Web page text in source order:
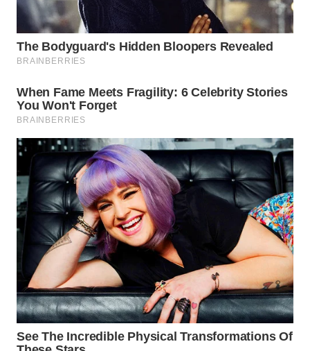
WN
SIMALUNGUN
WN
WN
TENGAH
WN DELI
SERDANG
WN
TEBING
TINGGI
WN
PAKPAK